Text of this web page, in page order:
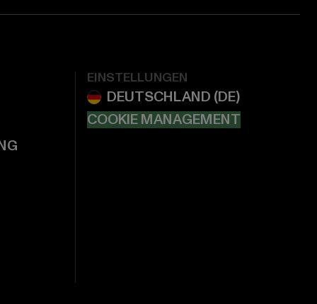
EINSTELLUNGEN
COOKIE MANAGEMENT